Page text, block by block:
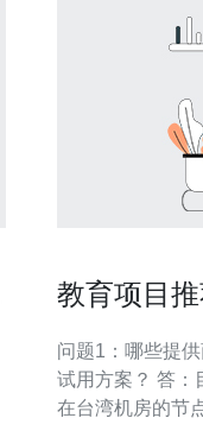
教育项目
问题1：哪些提
试用方案？ 答：
在台湾机房的节